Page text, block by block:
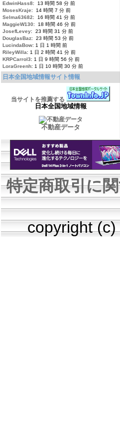
EdwinHass8: 13 時間 58 分 前
MosesKraje: 14 時間 7 分 前
Selma63682: 16 時間 41 分 前
MaggieW130: 18 時間 46 分 前
JosefLevey: 23 時間 31 分 前
DouglasBaz: 23 時間 53 分 前
LucindaBow: 1 日 1 時間 前
RileyWilla: 1 日 2 時間 41 分 前
KRPCarrol3: 1 日 9 時間 56 分 前
LoraGreenh: 1 日 10 時間 30 分 前
日本全国地域情報サイト情報
当サイトを推薦する
日本全国地域情報
不動産データ
特定商取引に
copyright